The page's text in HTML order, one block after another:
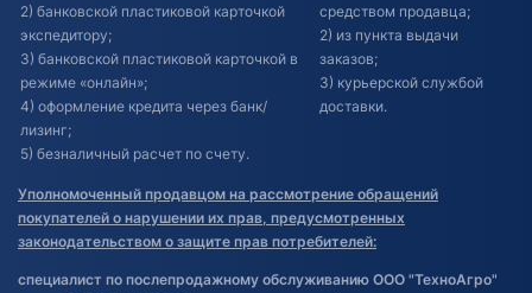
2) банковской пластиковой карточкой
экспедитору;
3) банковской пластиковой карточкой в
режиме «онлайн»;
4) оформление кредита через банк/
лизинг;
5) безналичный расчет по счету.
средством продавца;
2) из пункта выдачи
заказов;
3) курьерской службой
доставки.
Уполномоченный продавцом на рассмотрение обращений
покупателей о нарушении их прав, предусмотренных
законодательством о защите прав потребителей:
специалист по послепродажному обслуживанию ООО "ТехноАгро"